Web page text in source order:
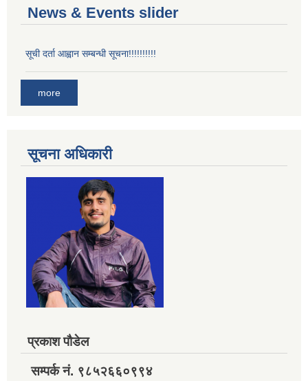
News & Events slider
सूची दर्ता आह्वान सम्बन्धी सूचना!!!!!!!!!!
more
सूचना अधिकारी
प्रकाश पौडेल
सम्पर्क नं. ९८५२६६०९९४